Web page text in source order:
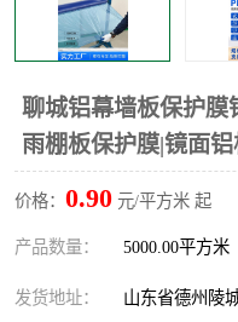
聊城铝幕墙板保护膜
雨棚板保护膜|镜面
价格： 0.90 元/平方米 起
产品数量： 5000.00平方米
发货地址： 山东省德州陵
不锈钢板保护膜